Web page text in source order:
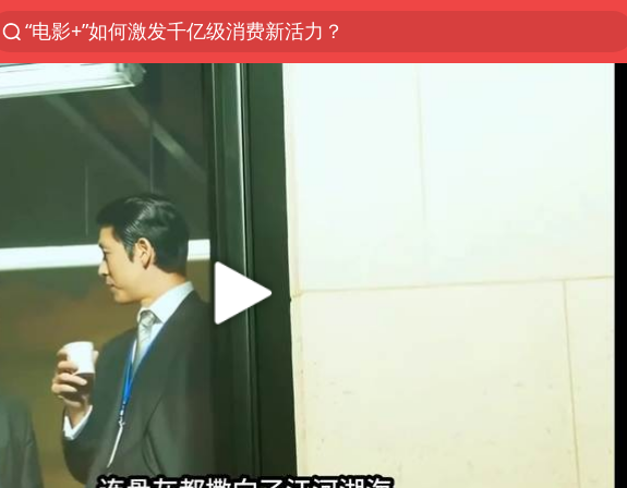
“电影+”如何激发千亿级消费新活力？
泉州市委书记张毅恭被查
台风白海豚已进入24小时警戒线
胜宏科技：股票交易异常波动
“秋天的第一杯奶茶”6岁了
四川宜宾市高县4.9级地震致1人死亡
上海：台风白海豚或将带来龙卷风
中巨芯：上半年归母净利润1405.77万元
国乒男单横滨冠军赛全军覆没
38岁演员求职万岁山NPC成功
胡彦斌获《歌手2026》歌王